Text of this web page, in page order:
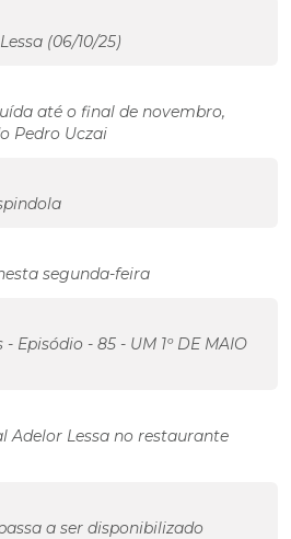
(06/10/25)
até o final de novembro,
Pedro Uczai
segunda-feira
Episódio - 85 - UM 1º DE MAIO
Adelor Lessa no restaurante
a ser disponibilizado